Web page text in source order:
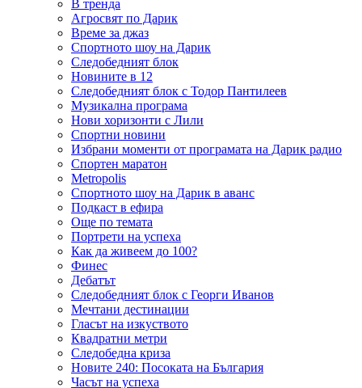
В тренда
Агросвят по Дарик
Време за джаз
Спортното шоу на Дарик
Следобедният блок
Новините в 12
Следобедният блок с Тодор Пантилеев
Музикална програма
Нови хоризонти с Лили
Спортни новини
Избрани моменти от програмата на Дарик радио
Спортен маратон
Metropolis
Спортното шоу на Дарик в аванс
Подкаст в ефира
Още по темата
Портрети на успеха
Как да живеем до 100?
Финес
Дебатът
Следобедният блок с Георги Иванов
Мечтани дестинации
Гласът на изкуството
Квадратни метри
Следобедна криза
Новите 240: Посоката на България
Часът на успеха